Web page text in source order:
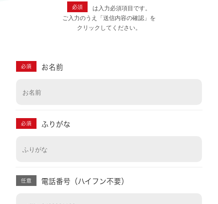
必須
は入力必須項目です。
ご入力のうえ「送信内容の確認」を
クリックしてください。
必須 お名前
必須 ふりがな
任意 電話番号（ハイフン不要）